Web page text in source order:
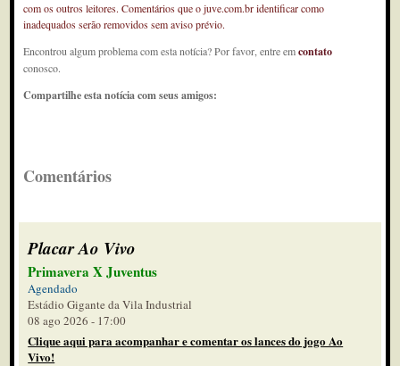
com os outros leitores. Comentários que o juve.com.br identificar como
inadequados serão removidos sem aviso prévio.
Encontrou algum problema com esta notícia? Por favor, entre emcontato
conosco.
Compartilhe esta notícia com seus amigos:
Comentários
Placar Ao Vivo
Primavera X Juventus
Agendado
Estádio Gigante da Vila Industrial
08 ago 2026 - 17:00
Clique aqui para acompanhar e comentar os lances do jogo Ao
Vivo!